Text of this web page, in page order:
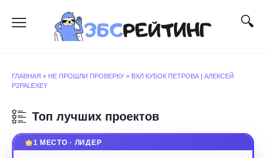
содержанию
ГЛАВНАЯ » НЕ ПРОШЛИ ПРОВЕРКУ » ВХЛ КУБОК ПЕТРОВА | АЛЕКСЕЙ
P2PALEXEY
Топ лучших проектов
1 МЕСТО · ЛИДЕР